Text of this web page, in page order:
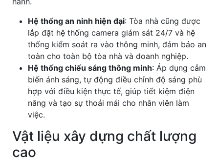
Hệ thống an ninh hiện đại: Tòa nhà cũng được
lắp đặt hệ thống camera giám sát 24/7 và hệ
thống kiểm soát ra vào thông minh, đảm bảo an
toàn cho toàn bộ tòa nhà và doanh nghiệp.
Hệ thống chiếu sáng thông minh: Áp dụng cảm
biến ánh sáng, tự động điều chỉnh độ sáng phù
hợp với điều kiện thực tế, giúp tiết kiệm điện
năng và tạo sự thoải mái cho nhân viên làm
việc.
Vật liệu xây dựng chất lượng
cao